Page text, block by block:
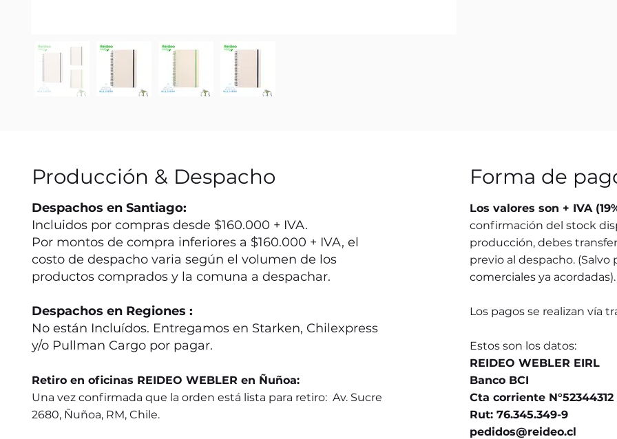
Producción & Despacho
Despachos en Santiago:
Incluidos por compras desde $160.000 + IVA.
Por montos de compra inferiores a $160.000 + IVA, el
costo de despacho varia según el volumen de los
productos comprados y la comuna a despachar.
Despachos en Regiones :
No están Incluídos. Entregamos en Starken, Chilexpress
y/o Pullman Cargo por pagar.
Retiro en oficinas REIDEO WEBLER en Ñuñoa:
Una vez confirmada que la orden está lista para retiro: Av. Sucre
2680, Ñuñoa, RM, Chile.
Forma de
Los valores son + IVA
confirmación del stock
producción, debes
previo al despacho.
comerciales ya acordadas).
Los pagos se realizan vía
Estos son los datos:
REIDEO WEBLER EIRL
Banco BCI
Cta corriente N°52344312
Rut: 76.345.349-9
pedidos@reideo.cl